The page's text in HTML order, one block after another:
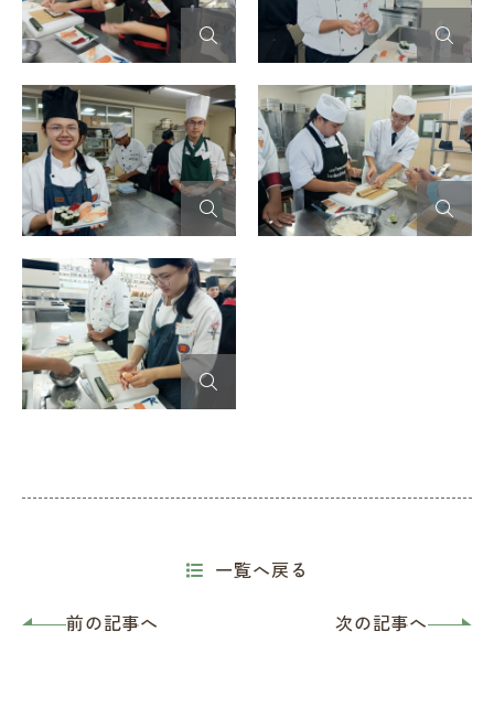
前の記事へ
一覧へ戻る
次の記事へ